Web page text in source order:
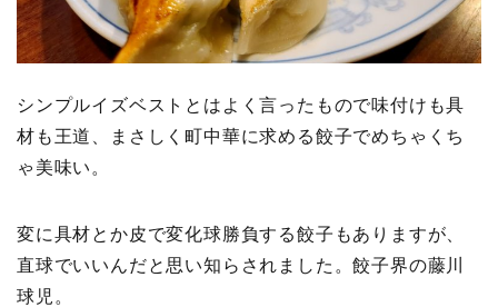
シンプルイズベストとはよく言ったもので味付けも具
材も王道、まさしく町中華に求める餃子でめちゃくち
ゃ美味い。
変に具材とか皮で変化球勝負する餃子もありますが、
直球でいいんだと思い知らされました。餃子界の藤川
球児。